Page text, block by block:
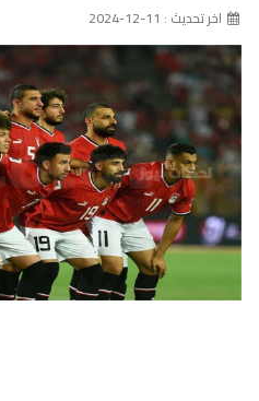
اخر تحديث : 11-12-2024